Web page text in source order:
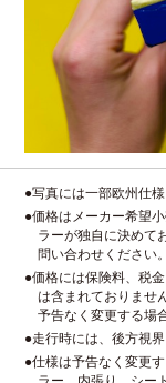
●写真には一部欧州仕様
●価格はメーカー希望
ラーが独自に決めて
問い合わせください。
●価格には保険料、税
は含まれておりませ
予告なく変更する場
●走行時には、後方視
●仕様は予告なく変更